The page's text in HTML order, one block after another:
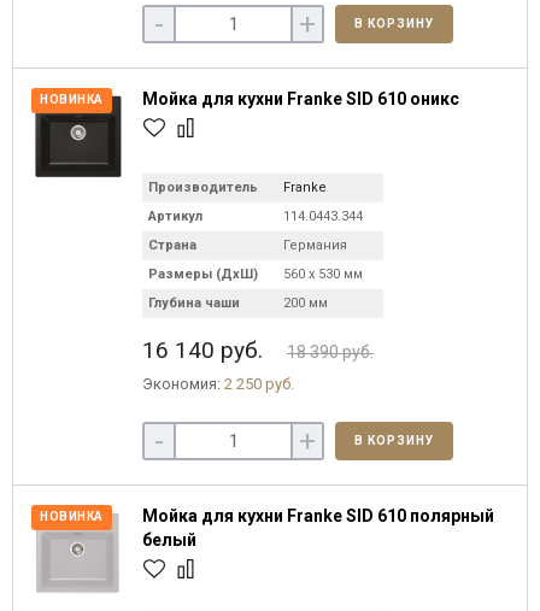
- + В КОРЗИНУ
НОВИНКА Мойка для кухни Franke SID 610 оникс
Производитель
Franke
Артикул
114.0443.344
Страна
Германия
Размеры (ДхШ)
560 х 530 мм
Глубина чаши
200 мм
16 140 руб. 18 390 руб.
Экономия: 2 250 руб.
- + В КОРЗИНУ
НОВИНКА
Мойка для кухни Franke SID 610 полярный
белый